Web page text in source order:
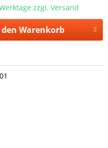
zzgl. Versand
Warenkorb